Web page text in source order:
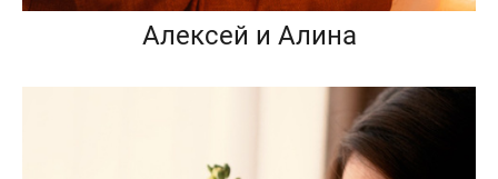
Алексей и Алина